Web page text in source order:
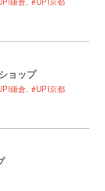
ョップ
鎌倉 #UPI京都